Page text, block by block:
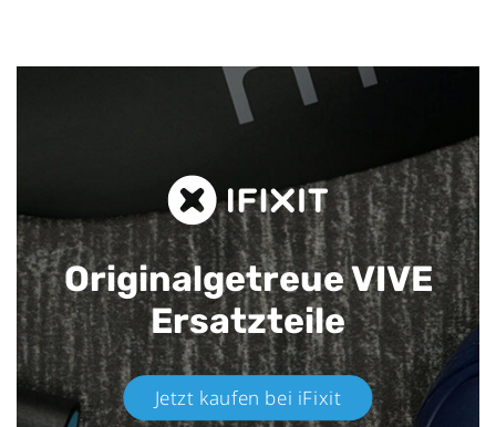
Originalgetreue VIVE
Ersatzteile
Jetzt kaufen bei iFixit​